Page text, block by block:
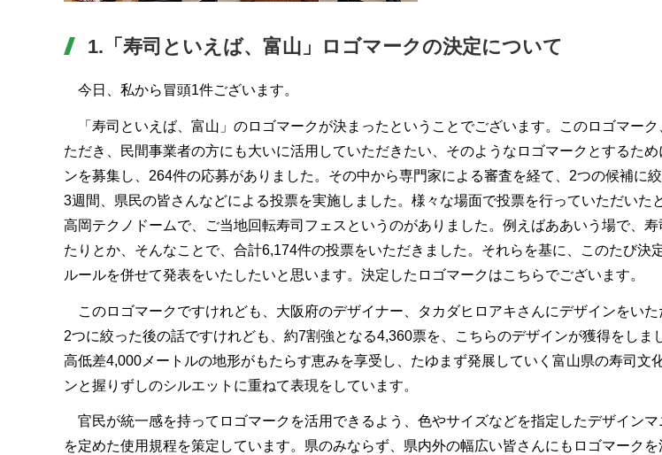
1.「寿司といえば、富山」ロゴマークの決定について
今日、私から冒頭1件ございます。
「寿司といえば、富山」のロゴマークが決まったということでございます。このロゴマー
ただき、民間事業者の方にも大いに活用していただきたい、そのようなロゴマークとするた
ンを募集し、264件の応募がありました。その中から専門家による審査を経て、2つの候補に
3週間、県民の皆さんなどによる投票を実施しました。様々な場面で投票を行っていただいた
高岡テクノドームで、ご当地回転寿司フェスというのがありました。例えばああいう場で、
たりとか、そんなことで、合計6,174件の投票をいただきました。それらを基に、このたび決
ルールを併せて発表をいたしたいと思います。決定したロゴマークはこちらでございます。
このロゴマークですけれども、大阪府のデザイナー、タカダヒロアキさんにデザインをい
2つに絞った後の話ですけれども、約7割強となる4,360票を、こちらのデザインが獲得をしま
高低差4,000メートルの地形がもたらす恵みを享受し、たゆまず発展していく富山県の寿司文
ンと握りずしのシルエットに重ねて表現をしています。
官民が統一感を持ってロゴマークを活用できるよう、色やサイズなどを指定したデザイン
を定めた使用規程を策定しています。県のみならず、県内外の幅広い皆さんにもロゴマーク